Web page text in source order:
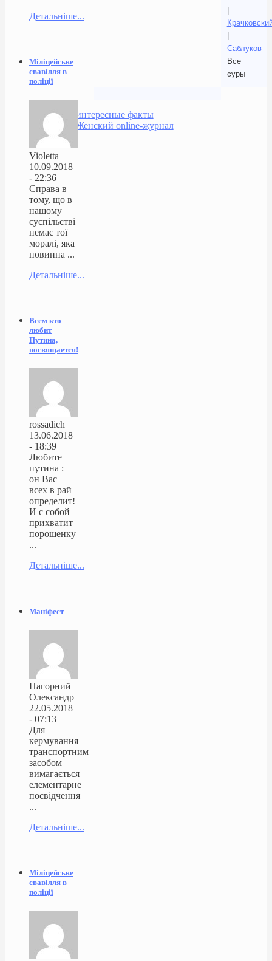
Саблуков
Все
суры
интересные факты
Женский online-журнал
Детальніше...
Міліцейське
свавілля в
поліції
Violetta
10.09.2018
- 22:36
Справа в
тому, що в
нашому
суспільстві
немає тої
моралі, яка
повинна ...
Детальніше...
Всем кто
любит
Путина,
посвящается!
rossadich
13.06.2018
- 18:39
Любите
путина :
он Вас
всех в рай
определит!
И с собой
прихватит
порошенку
...
Детальніше...
Маніфест
Нагорний
Олександр
22.05.2018
- 07:13
Для
кермування
транспортним
засобом
вимагається
елементарне
посвідчення
...
Детальніше...
Міліцейське
свавілля в
поліції